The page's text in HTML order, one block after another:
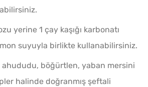
yerine 1 çay kaşığı karbonatı
suyuyla birlikte kullanabilirsiniz.
ahududu, böğürtlen, yaban mersini
halinde doğranmış şeftali